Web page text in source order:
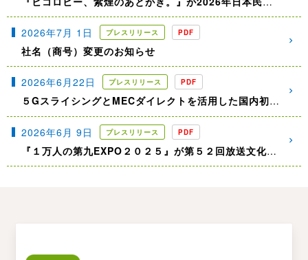
2026年7月 1日 プレスリリース PDF
社名（商号）変更のお知らせ
2026年6月22日 プレスリリース PDF
５GスライシングとMECダイレクトを活用した国内初の実証実験「放送TS＋PTPの長距離伝送（大阪ー東京間）」に成功しました
2026年6月 9日 プレスリリース PDF
『１万人の第九EXPO２０２５』が第５２回放送文化基金賞（放送技術部門）を受賞しました